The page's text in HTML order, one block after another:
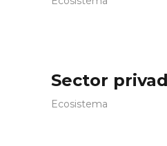
Sector
Ecosistema